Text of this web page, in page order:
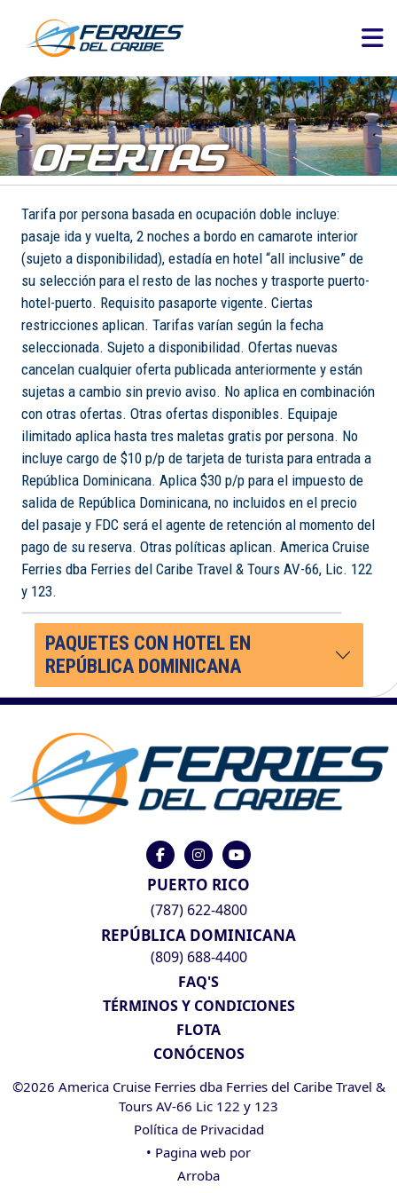
OFERTAS
Tarifa por persona basada en ocupación doble incluye:
pasaje ida y vuelta, 2 noches a bordo en camarote interior
(sujeto a disponibilidad), estadía en hotel “all inclusive” de
su selección para el resto de las noches y trasporte puerto-
hotel-puerto. Requisito pasaporte vigente. Ciertas
restricciones aplican. Tarifas varían según la fecha
seleccionada. Sujeto a disponibilidad. Ofertas nuevas
cancelan cualquier oferta publicada anteriormente y están
sujetas a cambio sin previo aviso. No aplica en combinación
con otras ofertas. Otras ofertas disponibles. Equipaje
ilimitado aplica hasta tres maletas gratis por persona. No
incluye cargo de $10 p/p de tarjeta de turista para entrada a
República Dominicana. Aplica $30 p/p para el impuesto de
salida de República Dominicana, no incluidos en el precio
del pasaje y FDC será el agente de retención al momento del
pago de su reserva. Otras políticas aplican. America Cruise
Ferries dba Ferries del Caribe Travel & Tours AV-66, Lic. 122
y 123.
PAQUETES CON HOTEL EN
REPÚBLICA DOMINICANA
PUERTO RICO
(787) 622-4800
REPÚBLICA DOMINICANA
(809) 688-4400
FAQ'S
TÉRMINOS Y CONDICIONES
FLOTA
CONÓCENOS
©2026 America Cruise Ferries dba Ferries del Caribe Travel &
Tours AV-66 Lic 122 y 123
Política de Privacidad
• Pagina web por
Arroba